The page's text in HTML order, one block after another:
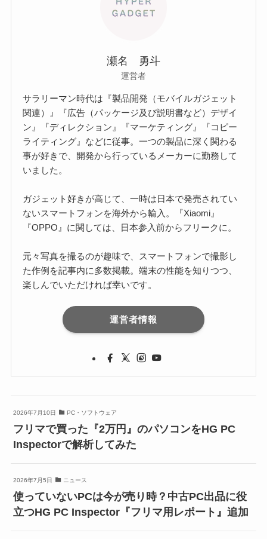
瀬名 勇斗
運営者
サラリーマン時代は『製品開発（モバイルガジェット
関連）』『広告（パッケージ及び説明書など）デザイ
ン』『ディレクション』『マーケティング』『コピー
ライティング』などに従事。一つの製品に深く関わる
事が好きで、開発から行っているメーカーに勤務して
いました。
ガジェット好きが高じて、一時は日本で発売されてい
ないスマートフォンを海外から輸入。『Xiaomi』
『OPPO』に関しては、日本参入前からフリークに。
元々写真を撮るのが趣味で、スマートフォンで撮影し
た作例を記事内に多数掲載。端末の性能を知りつつ、
楽しんでいただければ幸いです。
運営者情報
2026年7月10日 PC・ソフトウェア
フリマで買った『2万円』のパソコンをHG PC
Inspectorで解析してみた
2026年7月5日 ニュース
使っていないPCは今が売り時？中古PC出品に役
立つHG PC Inspector『フリマ用レポート』追加